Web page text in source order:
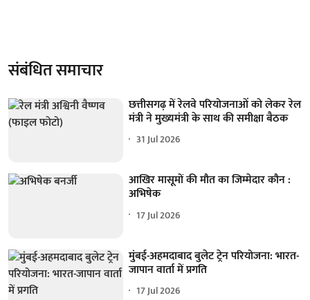
संबंधित समाचार
छत्तीसगढ़ में रेलवे परियोजनाओं को लेकर रेल
मंत्री ने मुख्यमंत्री के साथ की समीक्षा बैठक
31 Jul 2026
आखिर मासूमों की मौत का जिम्मेदार कौन :
अभिषेक
17 Jul 2026
मुंबई-अहमदाबाद बुलेट ट्रेन परियोजना: भारत-
जापान वार्ता में प्रगति
17 Jul 2026